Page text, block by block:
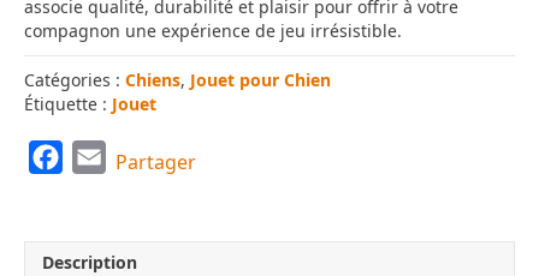
associe qualité, durabilité et plaisir pour offrir à votre
compagnon une expérience de jeu irrésistible.
Catégories : Chiens, Jouet pour Chien
Étiquette : Jouet
e
i
Partager
Description